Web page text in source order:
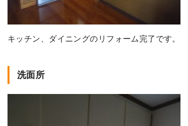
キッチン、ダイニングのリフォーム完了です。
洗面所